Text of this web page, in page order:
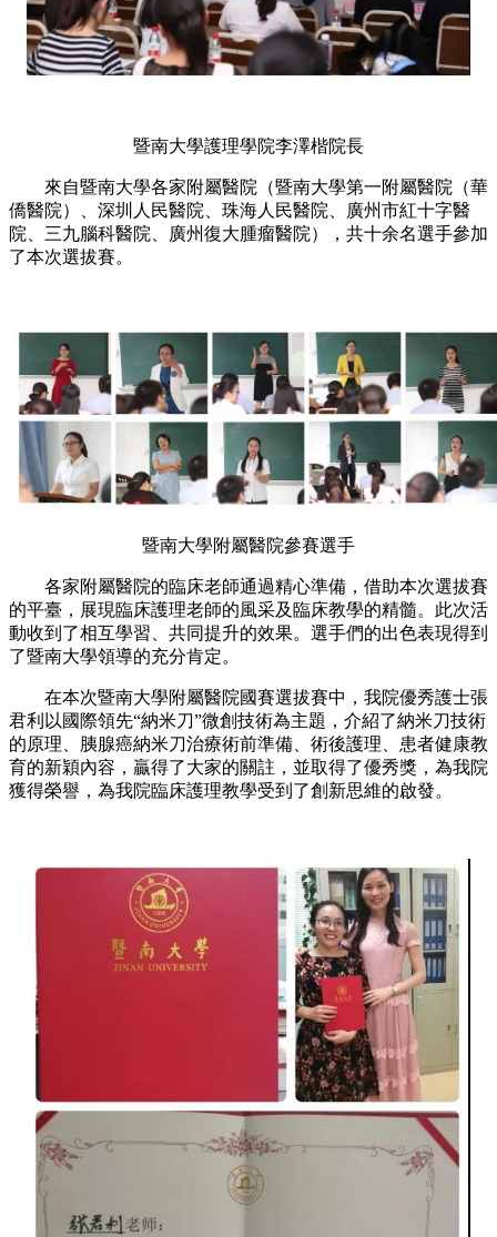
暨南大學護理學院李澤楷院長
來自暨南大學各家附屬醫院（暨南大學第一附屬醫院（華
僑醫院）、深圳人民醫院、珠海人民醫院、廣州市紅十字醫
院、三九腦科醫院、廣州復大腫瘤醫院），共十余名選手參加
了本次選拔賽。
暨南大學附屬醫院參賽選手
各家附屬醫院的臨床老師通過精心準備，借助本次選拔賽
的平臺，展現臨床護理老師的風采及臨床教學的精髓。此次活
動收到了相互學習、共同提升的效果。選手們的出色表現得到
了暨南大學領導的充分肯定。
在本次暨南大學附屬醫院國賽選拔賽中，我院優秀護士張
君利以國際領先“納米刀”微創技術為主題，介紹了納米刀技術
的原理、胰腺癌納米刀治療術前準備、術後護理、患者健康教
育的新穎內容，贏得了大家的關註，並取得了優秀獎，為我院
獲得榮譽，為我院臨床護理教學受到了創新思維的啟發。